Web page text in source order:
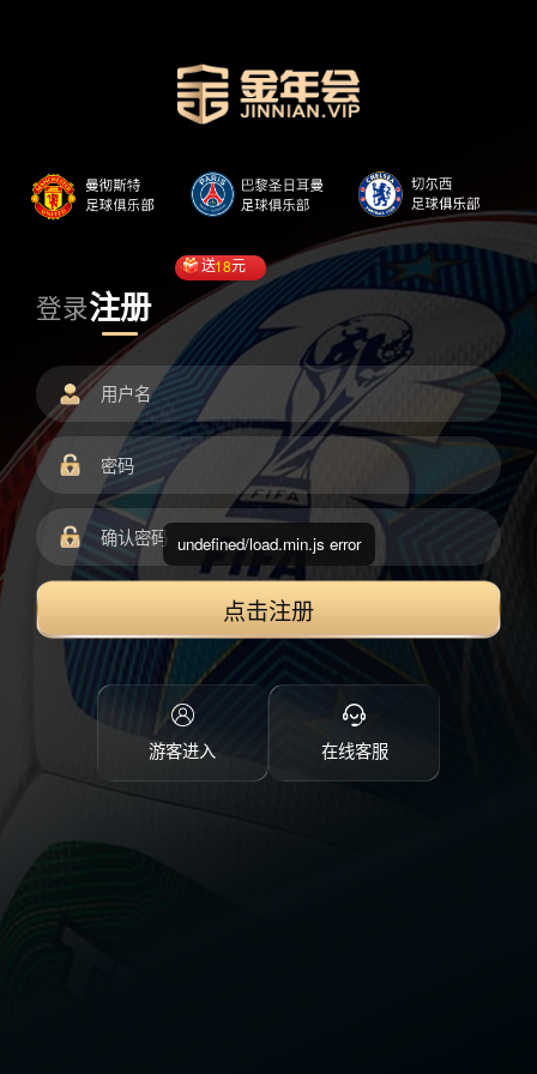
登录注册
送18元
点击注册
游客进入 在线客服
undefined/load.min.js error